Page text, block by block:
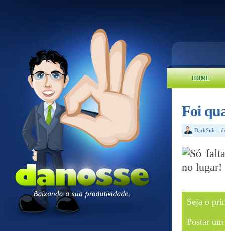
HOME
Foi
DarkSide -
Seja o
Postar